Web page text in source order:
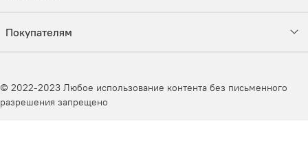
Покупателям
© 2022-2023 Любое использование контента без письменного
разрешения запрещено